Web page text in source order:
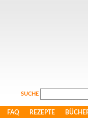
SUCHE
FAQ REZEPTE